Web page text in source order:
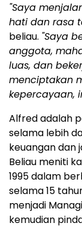
"Saya
hati dan rasa
beliau. "Saya
anggota,
luas, dan
menciptakan
kepercayaan,
Alfred adalah
selama lebih
keuangan dan
Beliau meniti
1995 dalam
selama 15
menjadi
kemudian